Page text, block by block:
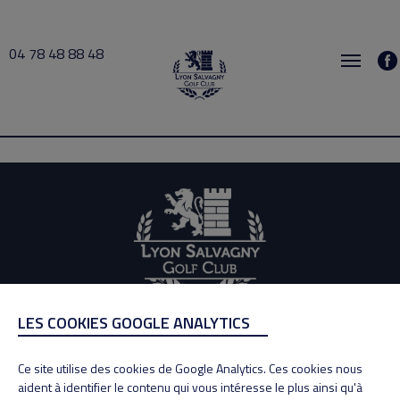
04 78 48 88 48
TROMPILLE 2026-07-20 17:00 → 2026-07-20 19:00
ADRESSE
69890 La Tour de Salvagny
Tél : 04 78 48 88 48
LES COOKIES GOOGLE ANALYTICS
Ce site utilise des cookies de Google Analytics. Ces cookies nous
aident à identifier le contenu qui vous intéresse le plus ainsi qu'à